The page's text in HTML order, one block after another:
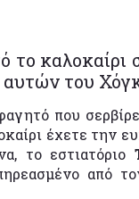
το καλοκαίρι
αυτών του
που
έχετε την
το εστιατόριο
από